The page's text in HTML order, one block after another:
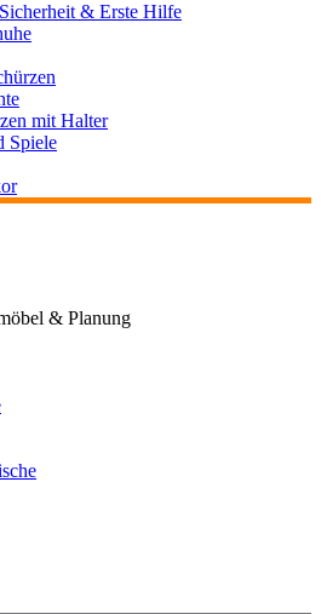
& Erste Hilfe
mit Halter
Spiele
& Planung